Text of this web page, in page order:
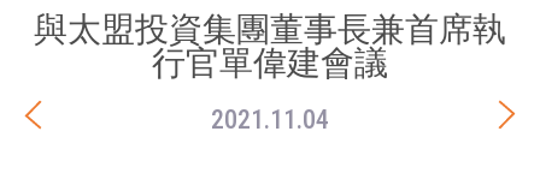
與太盟投資集團董事長兼首席執
行官單偉建會議
2021.11.04